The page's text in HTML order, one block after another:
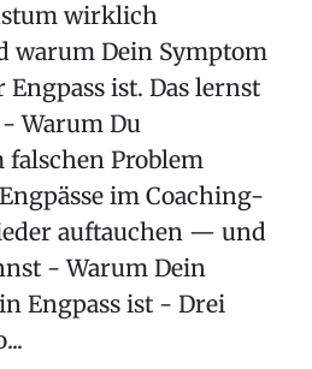
wirklich
Dein Symptom
ist. Das lernst
Warum Du
Problem
im Coaching-
auftauchen — und
- Warum Dein
Engpass ist - Drei